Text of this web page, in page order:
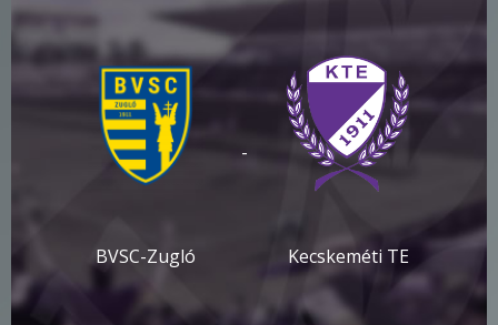
BVSC-Zugló
-
Kecskeméti TE